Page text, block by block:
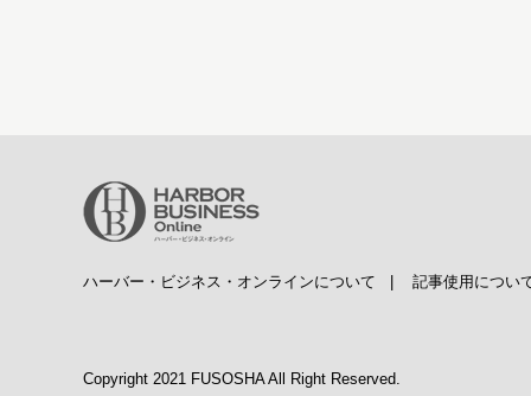
ハーバー・ビジネス・オンラインについて 記事使用につい
Copyright 2021 FUSOSHA All Right Reserved.